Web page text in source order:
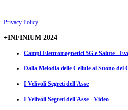
Privacy Policy
+INFINIUM 2024
Campi Elettromagnetici 5G e Salute -
Dalla Melodia delle Cellule al Suono del
I Velivoli Segreti dell'Asse
I Velivoli Segreti dell'Asse - Video